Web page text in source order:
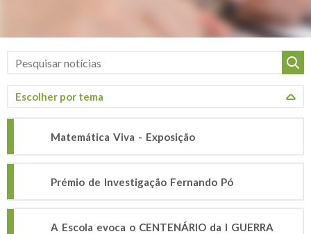
Matemática Viva - Exposição
Prémio de Investigação Fernando Pó
A Escola evoca o CENTENÁRIO da I GUERRA